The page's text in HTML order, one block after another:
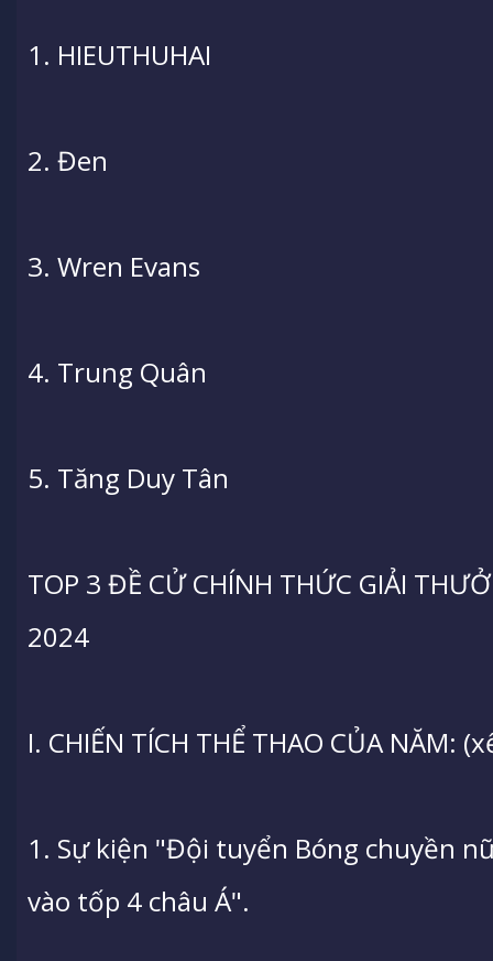
1. HIEUTHUHAI
2. Đen
3. Wren Evans
4. Trung Quân
5. Tăng Duy Tân
TOP 3 ĐỀ CỬ CHÍNH THỨC GIẢI
2024
I. CHIẾN TÍCH THỂ THAO CỦA NĂM:
1. Sự kiện "Đội tuyển Bóng chuyền
vào tốp 4 châu Á".